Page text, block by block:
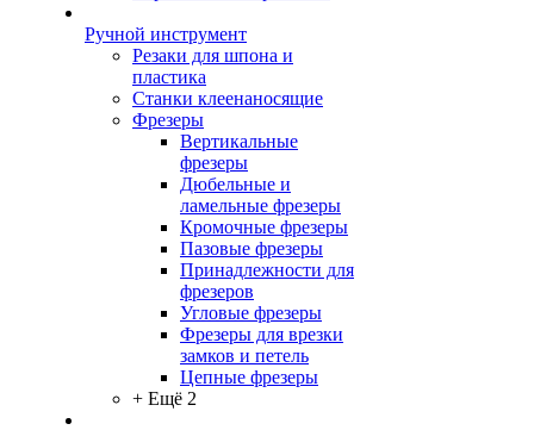
Ручной инструмент
Резаки для шпона и
пластика
Станки клеенаносящие
Фрезеры
Вертикальные
фрезеры
Дюбельные и
ламельные фрезеры
Кромочные фрезеры
Пазовые фрезеры
Принадлежности для
фрезеров
Угловые фрезеры
Фрезеры для врезки
замков и петель
Цепные фрезеры
+ Ещё 2